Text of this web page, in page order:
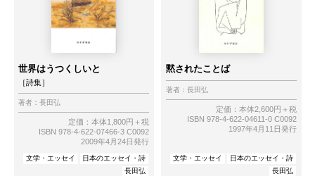
世界はうつくしいと
［詩集］
著者： 長田弘
定価：本体1,800円＋税
ISBN 978-4-622-07466-3 C0092
2009年4月24日発行
文学・エッセイ
日本のエッセイ・詩
長田弘
黙されたことば
著者： 長田弘
定価：本体2,600円＋税
ISBN 978-4-622-04611-0 C0092
1997年4月11日発行
文学・エッセイ
日本のエッセイ・詩
長田弘